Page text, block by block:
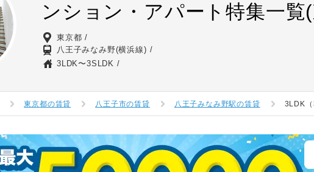
ンション・アパート特集一覧
東京都
八王子みなみ野(横浜線)
3LDK〜3SLDK
東京都の賃貸 八王子市の賃貸 八王子みなみ野駅の賃貸 3LDK